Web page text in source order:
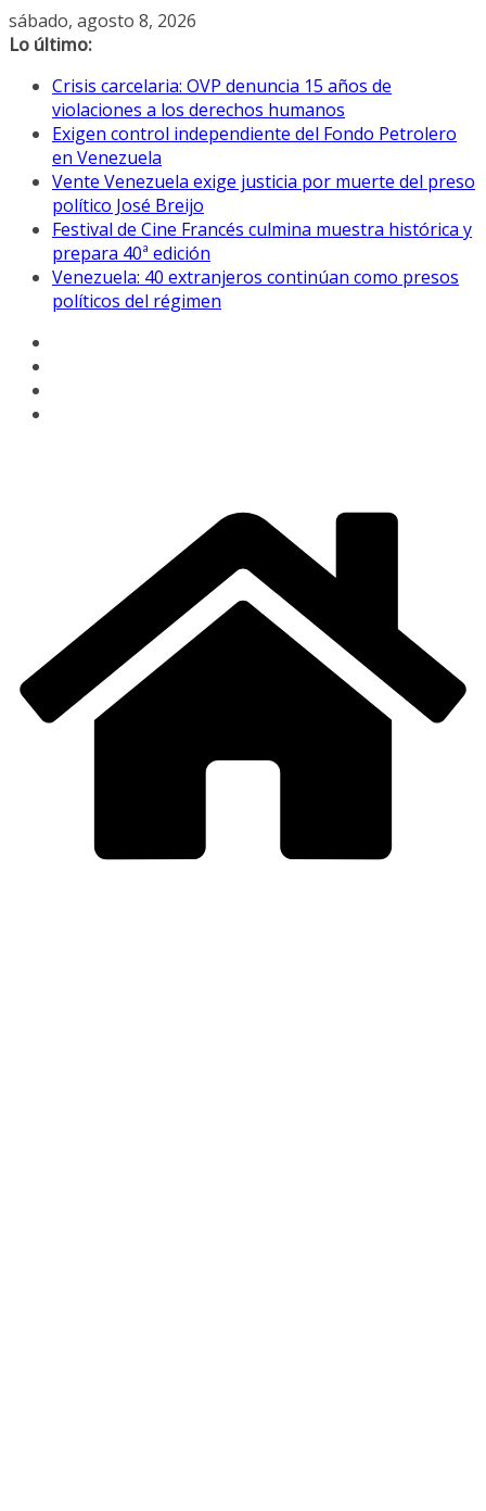
Saltar
al
sábado, agosto 8, 2026
Lo último:
Crisis carcelaria: OVP denuncia 15 años de
violaciones a los derechos humanos
Exigen control independiente del Fondo Petrolero
en Venezuela
Vente Venezuela exige justicia por muerte del preso
político José Breijo
Festival de Cine Francés culmina muestra histórica y
prepara 40ª edición
Venezuela: 40 extranjeros continúan como presos
políticos del régimen